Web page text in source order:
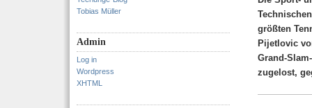
Tobias Müller
Admin
Log in
Wordpress
XHTML
größten
Pijetlovic
Grand-
zugelost,